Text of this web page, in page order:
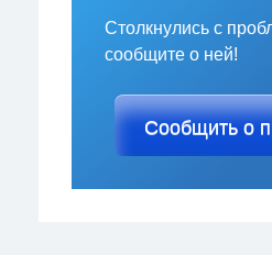
Столкнулись с
сообщите о ней!
Сообщить о